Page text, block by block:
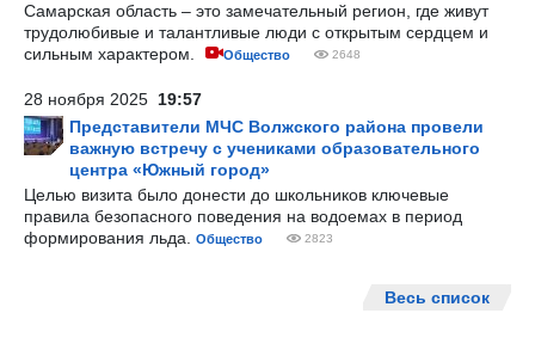
Самарская область – это замечательный регион, где живут
трудолюбивые и талантливые люди с открытым сердцем и
сильным характером.
Общество 2648
28 ноября 2025 19:57
Представители МЧС Волжского района провели
важную встречу с учениками образовательного
центра «Южный город»
Целью визита было донести до школьников ключевые
правила безопасного поведения на водоемах в период
формирования льда.
Общество 2823
Весь список